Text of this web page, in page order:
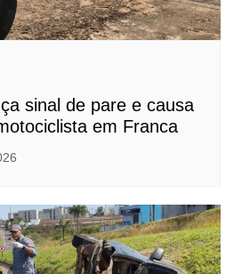
sinal de pare e causa
em Franca